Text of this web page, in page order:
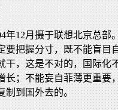
年12月摄于联想北京总
要把握分寸，既不能盲目
干，这是不对的，国际化
长；不能妄自菲薄更重要
制到国外去的。